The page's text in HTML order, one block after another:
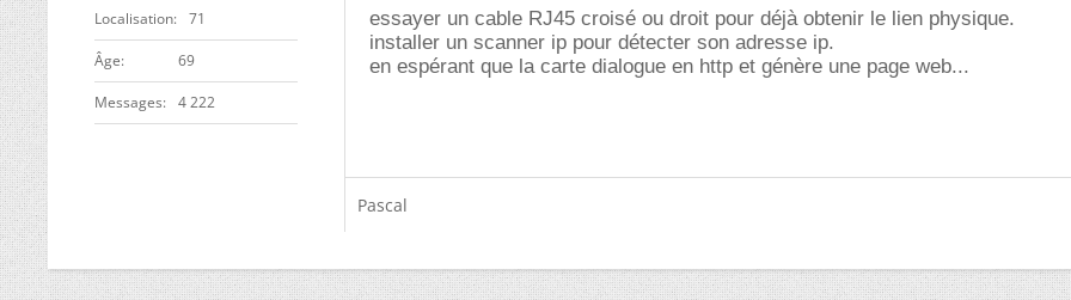
Localisation 71
ge 69
Messages 4 222
essayer un cable RJ45 croisé ou droit pour déjà obtenir le lien physique.
installer un scanner ip pour détecter son adresse ip.
en espérant que la carte dialogue en http et génère une page web...
Pascal